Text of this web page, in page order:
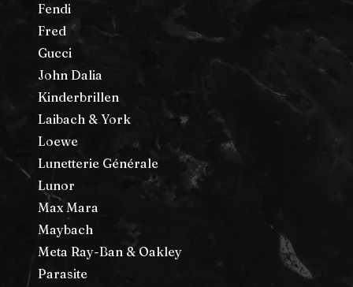
Fendi
Fred
Gucci
John Dalia
Kinderbrillen
Laibach & York
Loewe
Lunetterie Générale
Lunor
Max Mara
Maybach
Meta Ray-Ban & Oakley
Parasite